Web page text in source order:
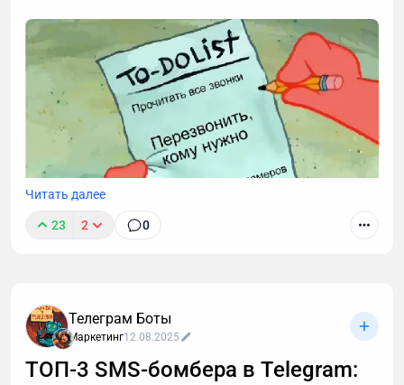
Транскрибация преобразует разговоры в текст,
позволяя находить любые устные договоренности
буквально за секунды. Рассказываю принцип
работы этой технологии, способы ее применения. А
Читать далее
23 2 0
Телеграм Боты
Маркетинг12.08.2025
ТОП-3 SMS-бомбера в Telegram: